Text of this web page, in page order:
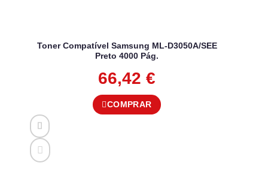
Toner Compatível Samsung ML-D3050A/SEE
Preto 4000 Pág.
66,42 €
COMPRAR